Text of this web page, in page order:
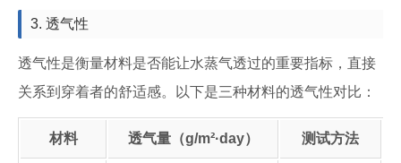
3. 透气性
透气性是衡量材料是否能让水蒸气透过的重要指标，直接
关系到穿着者的舒适感。以下是三种材料的透气性对比：
材料 透气量（g/m²·day） 测试方法